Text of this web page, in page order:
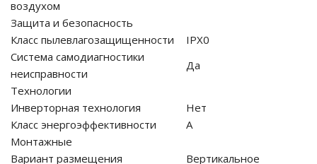
воздухом
Защита и безопасность
Класс пылевлагозащищенности
IPX0
Система самодиагностики
неисправности
Да
Технологии
Инверторная технология
Нет
Класс энергоэффективности
A
Монтажные
Вариант размещения
Вертикальное